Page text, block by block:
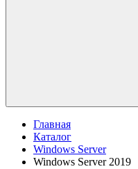
Главная
Каталог
Windows Server
Windows Server 2019